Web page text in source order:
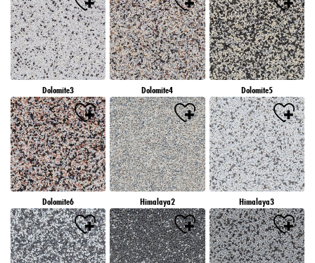
Dolomite3 Dolomite4 Dolomite5
Dolomite6 Himalaya2 Himalaya3